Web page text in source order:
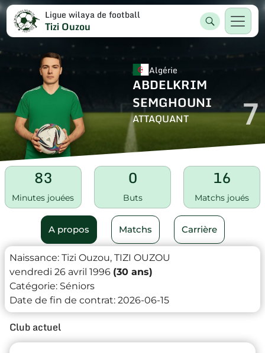
Ligue wilaya de football
Tizi Ouzou
Algérie
ABDELKRIM
SEMGHOUNI
ATTAQUANT 7
83
Minutes jouées
0
Buts
16
Matchs joués
A propos Matchs Carrière
Naissance: Tizi Ouzou, TIZI OUZOU
vendredi 26 avril 1996 (30 ans)
Catégorie: Séniors
Date de fin de contrat: 2026-06-15
Club actuel